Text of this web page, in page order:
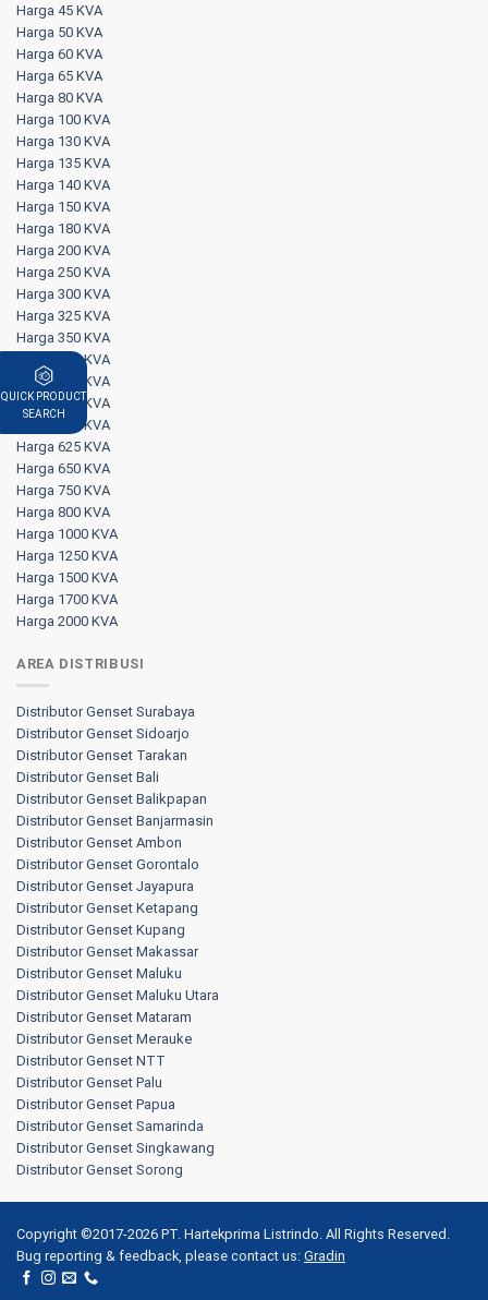
Harga 45 KVA
Harga 50 KVA
Harga 60 KVA
Harga 65 KVA
Harga 80 KVA
Harga 100 KVA
Harga 130 KVA
Harga 135 KVA
Harga 140 KVA
Harga 150 KVA
Harga 180 KVA
Harga 200 KVA
Harga 250 KVA
Harga 300 KVA
Harga 325 KVA
Harga 350 KVA
Harga 375 KVA
Harga 400 KVA
Harga 500 KVA
Harga 570 KVA
Harga 625 KVA
Harga 650 KVA
Harga 750 KVA
Harga 800 KVA
Harga 1000 KVA
Harga 1250 KVA
Harga 1500 KVA
Harga 1700 KVA
Harga 2000 KVA
AREA DISTRIBUSI
Distributor Genset Surabaya
Distributor Genset Sidoarjo
Distributor Genset Tarakan
Distributor Genset Bali
Distributor Genset Balikpapan
Distributor Genset Banjarmasin
Distributor Genset Ambon
Distributor Genset Gorontalo
Distributor Genset Jayapura
Distributor Genset Ketapang
Distributor Genset Kupang
Distributor Genset Makassar
Distributor Genset Maluku
Distributor Genset Maluku Utara
Distributor Genset Mataram
Distributor Genset Merauke
Distributor Genset NTT
Distributor Genset Palu
Distributor Genset Papua
Distributor Genset Samarinda
Distributor Genset Singkawang
Distributor Genset Sorong
Copyright ©2017-2026 PT. Hartekprima Listrindo. All Rights Reserved.
Bug reporting & feedback, please contact us: Gradin
QUICK PRODUCT
SEARCH